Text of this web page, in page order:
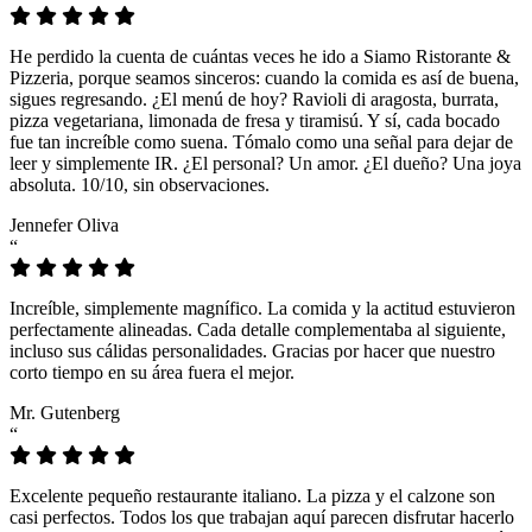
He perdido la cuenta de cuántas veces he ido a Siamo Ristorante &
Pizzeria, porque seamos sinceros: cuando la comida es así de buena,
sigues regresando. ¿El menú de hoy? Ravioli di aragosta, burrata,
pizza vegetariana, limonada de fresa y tiramisú. Y sí, cada bocado
fue tan increíble como suena. Tómalo como una señal para dejar de
leer y simplemente IR. ¿El personal? Un amor. ¿El dueño? Una joya
absoluta. 10/10, sin observaciones.
Jennefer Oliva
“
Increíble, simplemente magnífico. La comida y la actitud estuvieron
perfectamente alineadas. Cada detalle complementaba al siguiente,
incluso sus cálidas personalidades. Gracias por hacer que nuestro
corto tiempo en su área fuera el mejor.
Mr. Gutenberg
“
Excelente pequeño restaurante italiano. La pizza y el calzone son
casi perfectos. Todos los que trabajan aquí parecen disfrutar hacerlo